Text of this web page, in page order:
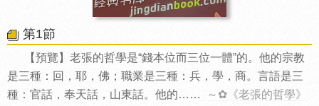
第1節
【預覽】老張的哲學是“錢本位而三位一體”的。他的宗教
是三種：回，耶，佛；職業是三種：兵，學，商。言語是三
種：官話，奉天話，山東話。他的……
～✿《老張的哲學》